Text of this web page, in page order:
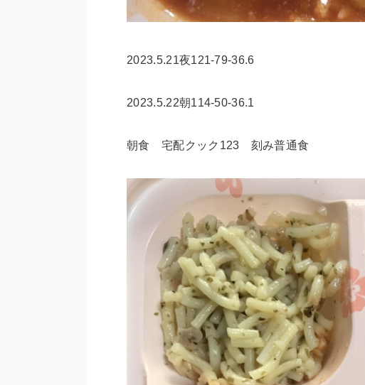
2023.5.21夜121-79-36.6
2023.5.22朝114-50-36.1
朝食 宅配クック123 刻み普通食